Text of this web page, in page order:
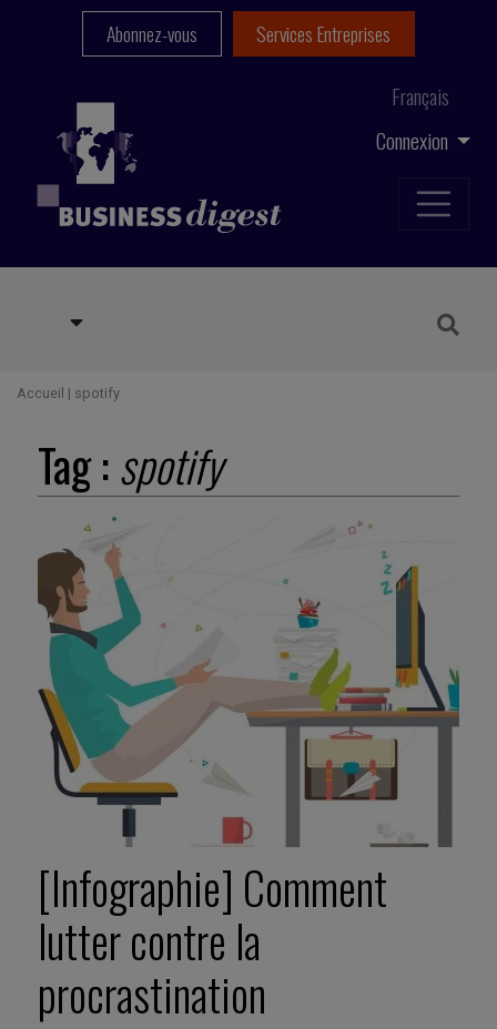
Connexion
Français
Abonnez-vous Services Entreprises
Accueil | spotify
Tag :spotify
[Infographie] Comment
lutter contre la
procrastination